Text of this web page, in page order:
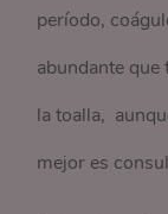
período,
abundante
la toalla,
mejor es